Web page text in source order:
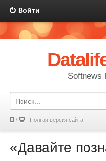
Войти
Softnews
Полная версия сайта
«Давайте